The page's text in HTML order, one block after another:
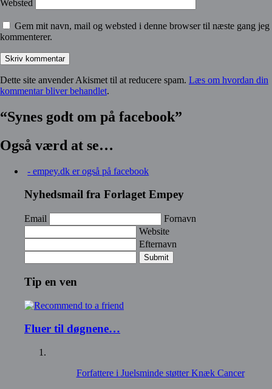
Websted
Gem mit navn, mail og websted i denne browser til næste gang jeg
kommenterer.
Dette site anvender Akismet til at reducere spam. Læs om hvordan din
kommentar bliver behandlet.
“Synes godt om på facebook”
Også værd at se…
- empey.dk er også på facebook
Nyhedsmail fra Forlaget Empey
Email
Fornavn
Website
Efternavn
Submit
Tip en ven
Fluer til døgnene…
Forfattere i Juelsminde støtter Knæk Cancer